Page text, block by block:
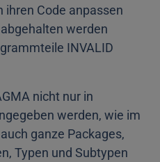
ihren Code anpassen
werden
INVALID
nicht nur in
werden, wie im
ganze Packages,
Typen und Subtypen